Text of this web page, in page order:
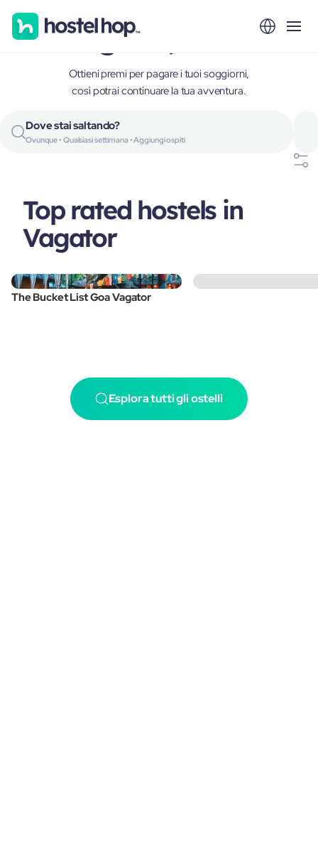
Vagator, India
Ottieni premi per pagare i tuoi soggiorni,
così potrai continuare la tua avventura.
Dove stai saltando?
Ovunque • Qualsiasi settimana • Aggiungi ospiti
Top rated hostels in
Vagator
The Bucket List Goa Vagator
Esplora tutti gli ostelli